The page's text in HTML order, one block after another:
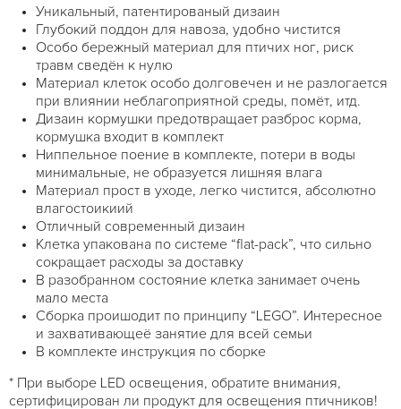
Уникальный, патентированый дизаин
Глубокий поддон для навоза, удобно чистится
Особо бережный материал для птичих ног, риск
травм сведён к нулю
Материал клеток особо долговечен и не разлогается
при влиянии неблагоприятной среды, помёт, итд.
Дизаин кормушки предотвращает разброс корма,
кормушка входит в комплект
Ниппельное поение в комплекте, потери в воды
минимальные, не образуется лишняя влага
Материал прост в уходе, легко чистится, абсолютно
влагостоикиий
Отличный современный дизаин
Клетка упакована по системе “flat-pack”, что сильно
сокращает расходы за доставку
В разобранном состояние клетка занимает очень
мало места
Сборка проишодит по принципу “LEGO”. Интересное
и захвативающеё занятие для всей семьи
В комплекте инструкция по сборке
* При выборе LED освещения, обратите внимания,
сертифицирован ли продукт для освещения птичников!